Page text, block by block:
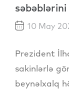
səbəblərini
10 May
Prezident
sakinlərlə
beynəlxalq